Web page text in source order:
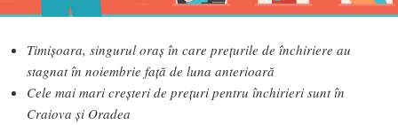
Timișoara, singurul oraș în care prețurile de închiriere au
stagnat în noiembrie față de luna anterioară
Cele mai mari creșteri de prețuri pentru închirieri sunt în
Craiova și Oradea